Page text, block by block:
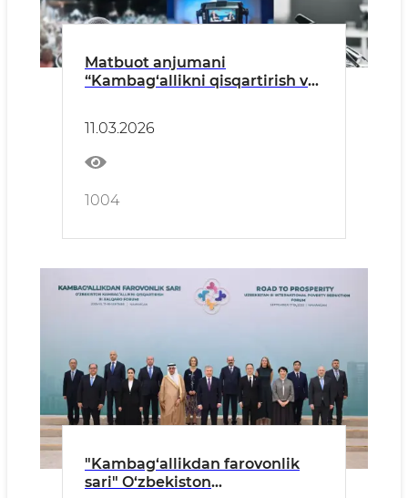
Matbuot anjumani
“Kambag‘allikni qisqartirish va
yil rejalari” mavzusida
11.03.2026
1004
"Kambag‘allikdan farovonlik
sari" O‘zbekiston